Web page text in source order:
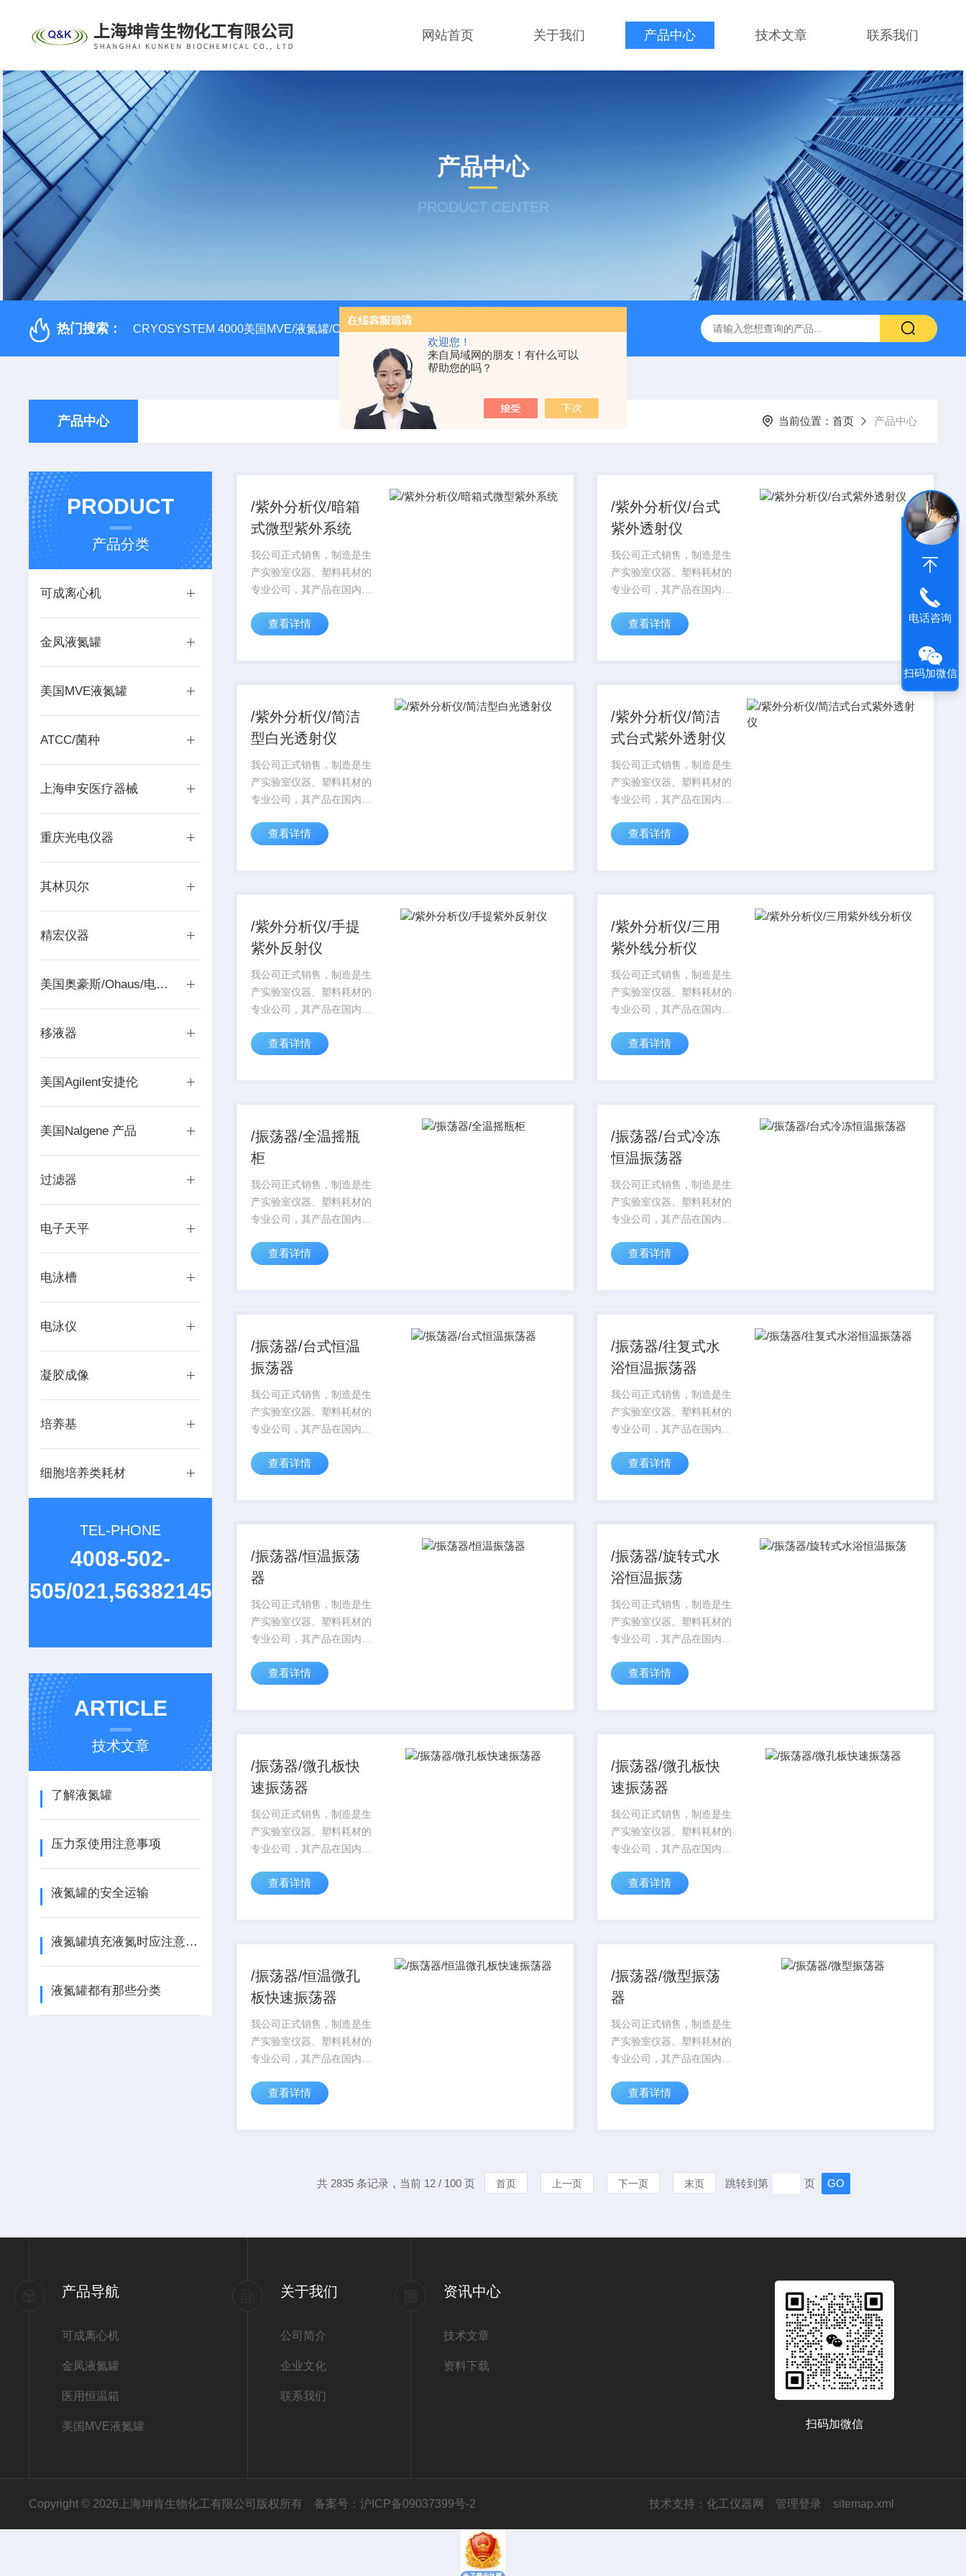
欢迎您！
来自局域网的朋友！有什么可以
帮助您的吗？
网站首页 关于我们 产品中心 技术文章 联系我们
产品中心
PRODUCT CENTER
热门搜索： CRYOSYSTEM 4000美国MVE/液氮罐/CRYOSYSTEM 4000 美国Corning 384孔细胞培养板 安捷伦Agilent色谱柱清单1 产品价格
产品中心 当前位置： 首页 产品中心
PRODUCT
产品分类
可成离心机
金凤液氮罐
美国MVE液氮罐
ATCC/菌种
上海申安医疗器械
重庆光电仪器
其林贝尔
精宏仪器
美国奥豪斯/Ohaus/电子天平
移液器
美国Agilent安捷伦
美国Nalgene 产品
过滤器
电子天平
电泳槽
电泳仪
凝胶成像
培养基
细胞培养类耗材
TEL-PHONE
4008-502-
505/021,56382145
ARTICLE
技术文章
了解液氮罐
压力泵使用注意事项
液氮罐的安全运输
液氮罐填充液氮时应注意些什么
液氮罐都有那些分类
/紫外分析仪/暗箱
式微型紫外系统
我公司正式销售，制造是生
产实验室仪器、塑料耗材的
专业公司，其产品在国内科
产品从设计到运行始终贯穿
一律严格按国家标准实行，
查看详情
/紫外分析仪/台式
紫外透射仪
我公司正式销售，制造是生
产实验室仪器、塑料耗材的
专业公司，其产品在国内科
产品从设计到运行始终贯穿
一律严格按国家标准实行，
查看详情
/紫外分析仪/简洁
型白光透射仪
我公司正式销售，制造是生
产实验室仪器、塑料耗材的
专业公司，其产品在国内科
产品从设计到运行始终贯穿
一律严格按国家标准实行，
查看详情
/紫外分析仪/简洁
式台式紫外透射仪
我公司正式销售，制造是生
产实验室仪器、塑料耗材的
专业公司，其产品在国内科
产品从设计到运行始终贯穿
一律严格按国家标准实行，
查看详情
/紫外分析仪/手提
紫外反射仪
我公司正式销售，制造是生
产实验室仪器、塑料耗材的
专业公司，其产品在国内科
产品从设计到运行始终贯穿
一律严格按国家标准实行，
查看详情
/紫外分析仪/三用
紫外线分析仪
我公司正式销售，制造是生
产实验室仪器、塑料耗材的
专业公司，其产品在国内科
产品从设计到运行始终贯穿
一律严格按国家标准实行，
查看详情
/振荡器/全温摇瓶
柜
我公司正式销售，制造是生
产实验室仪器、塑料耗材的
专业公司，其产品在国内科
产品从设计到运行始终贯穿
一律严格按国家标准实行，
查看详情
/振荡器/台式冷冻
恒温振荡器
我公司正式销售，制造是生
产实验室仪器、塑料耗材的
专业公司，其产品在国内科
产品从设计到运行始终贯穿
一律严格按国家标准实行，
查看详情
/振荡器/台式恒温
振荡器
我公司正式销售，制造是生
产实验室仪器、塑料耗材的
专业公司，其产品在国内科
产品从设计到运行始终贯穿
一律严格按国家标准实行，
查看详情
/振荡器/往复式水
浴恒温振荡器
我公司正式销售，制造是生
产实验室仪器、塑料耗材的
专业公司，其产品在国内科
产品从设计到运行始终贯穿
一律严格按国家标准实行，
查看详情
/振荡器/恒温振荡
器
我公司正式销售，制造是生
产实验室仪器、塑料耗材的
专业公司，其产品在国内科
产品从设计到运行始终贯穿
一律严格按国家标准实行，
查看详情
/振荡器/旋转式水
浴恒温振荡
我公司正式销售，制造是生
产实验室仪器、塑料耗材的
专业公司，其产品在国内科
产品从设计到运行始终贯穿
一律严格按国家标准实行，
查看详情
/振荡器/微孔板快
速振荡器
我公司正式销售，制造是生
产实验室仪器、塑料耗材的
专业公司，其产品在国内科
产品从设计到运行始终贯穿
一律严格按国家标准实行，
查看详情
/振荡器/微孔板快
速振荡器
我公司正式销售，制造是生
产实验室仪器、塑料耗材的
专业公司，其产品在国内科
产品从设计到运行始终贯穿
一律严格按国家标准实行，
查看详情
/振荡器/恒温微孔
板快速振荡器
我公司正式销售，制造是生
产实验室仪器、塑料耗材的
专业公司，其产品在国内科
产品从设计到运行始终贯穿
一律严格按国家标准实行，
查看详情
/振荡器/微型振荡
器
我公司正式销售，制造是生
产实验室仪器、塑料耗材的
专业公司，其产品在国内科
产品从设计到运行始终贯穿
一律严格按国家标准实行，
查看详情
共 2835 条记录，当前 12 / 100 页 首页 上一页 下一页 末页 跳转到第 页
产品导航
可成离心机
金凤液氮罐
医用恒温箱
美国MVE液氮罐
关于我们
公司简介
企业文化
联系我们
资讯中心
技术文章
资料下载
扫码加微信
Copyright © 2026上海坤肯生物化工有限公司版权所有 备案号：沪ICP备09037399号-2 技术支持： 化工仪器网 管理登录 sitemap.xml
电话咨询
扫码加微信